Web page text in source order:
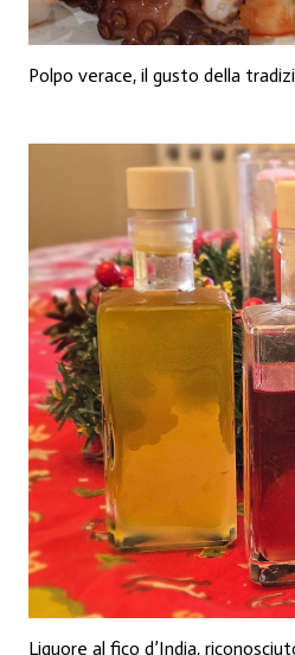
Polpo verace, il gusto della
Liquore al fico d’India,